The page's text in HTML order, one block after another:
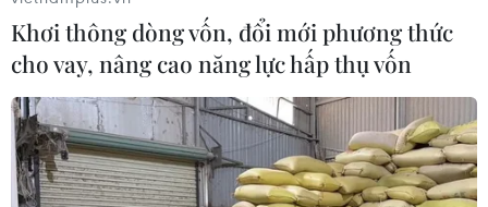
Khơi thông dòng vốn, đổi mới phương thức
cho vay, nâng cao năng lực hấp thụ vốn